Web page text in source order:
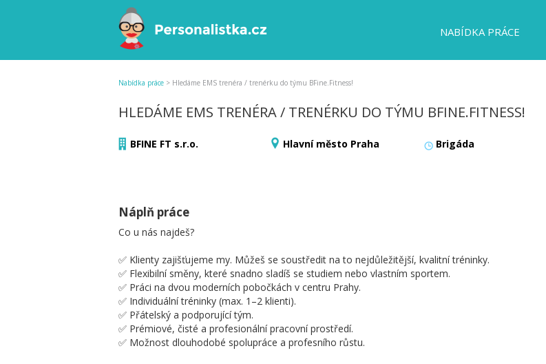
NABÍDKA PRÁCE
Nabídka práce > Hledáme EMS trenéra / trenérku do týmu BFine.Fitness!
HLEDÁME EMS TRENÉRA / TRENÉRKU DO TÝMU BFINE.FITNESS!
BFINE FT s.r.o. Hlavní město Praha Brigáda
Náplň práce
Co u nás najdeš?
✅ Klienty zajišťujeme my. Můžeš se soustředit na to nejdůležitější, kvalitní tréninky.
✅ Flexibilní směny, které snadno sladíš se studiem nebo vlastním sportem.
✅ Práci na dvou moderních pobočkách v centru Prahy.
✅ Individuální tréninky (max. 1–2 klienti).
✅ Přátelský a podporující tým.
✅ Prémiové, čisté a profesionální pracovní prostředí.
✅ Možnost dlouhodobé spolupráce a profesního růstu.